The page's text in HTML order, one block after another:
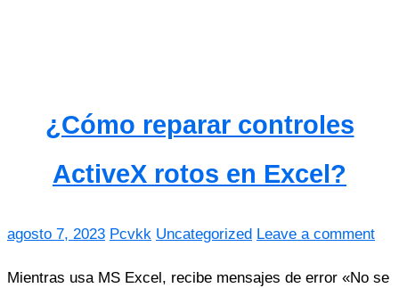
¿Cómo reparar controles
ActiveX rotos en Excel?
agosto 7, 2023 Pcvkk Uncategorized Leave a comment
Mientras usa MS Excel, recibe mensajes de error «No se